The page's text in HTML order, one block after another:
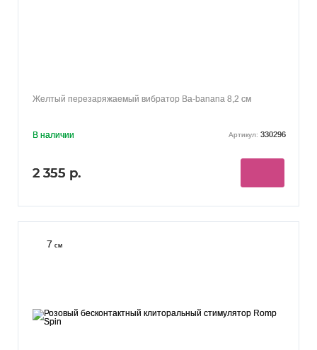
Желтый перезаряжаемый вибратор Ba-banana 8,2 см
В наличии Артикул: 330296
2 355 р.
7 см